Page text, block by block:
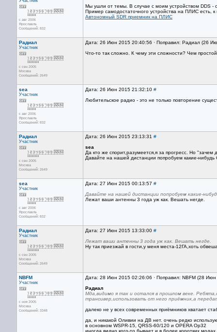
с авг 2006
Ярославль
Сообщений: 832
Мы ушли от темы. В случае с моим устройством DDS -
Пример самодостаточного устройства на ПЛИС есть,
Автономный SDR приемник на ПЛИС
Радиал
Участник
с сен 2005
Москва
Сообщений: 2649
Дата: 26 Июн 2015 20:40:56 · Поправил: Радиал (26
Что-то так сложно. К чему эти сложности? Чем
sea
Участник
с авг 2006
Ярославль
Сообщений: 832
Дата: 26 Июн 2015 21:32:10 #
Любительское радио - это не только повторение
Радиал
Участник
с сен 2005
Москва
Сообщений: 2649
Дата: 26 Июн 2015 23:13:31 #
sea
Да кто же спорит,разумеется,я за прогресс. Но
Давайте на нашей дистанции попробуем какие-
sea
Участник
с авг 2006
Ярославль
Сообщений: 832
Дата: 27 Июн 2015 00:13:57 #
Давайте на нашей дистанции попробуем какие-
Лежат ваши антенны 3 года уж как. Вешать негде.
Радиал
Участник
с сен 2005
Москва
Сообщений: 2649
Дата: 27 Июн 2015 13:33:00 #
Лежат ваши антенны 3 года уж как. Вешать негде.
Ну так приезжай в гости,у меня места-12ГА,хоть
NBFM
Участник
с ноя 2005
Москва
Сообщений: 3348
Дата: 28 Июн 2015 02:26:06 · Поправил: NBFM (28
Радиал
Мда,видимо я так и остался в прошлом веке.
трансивер,использовать от него приёмник,а
далеко не у всех современных приёмников хватает
да, и никакой Оливии на ДВ нет. очень редко
в основном WSPR-15, QRSS-60/120 и OPERA Op32
иногда видно кого-то бывает и в более коротких